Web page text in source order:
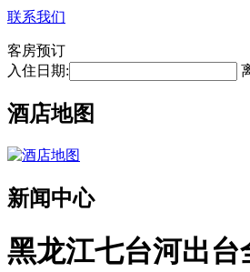
联系我们
客房预订
入住日期:
酒店地图
新闻中心
黑龙江七台河出